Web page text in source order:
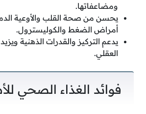
ومضاعفاتها.
يحسن من صحة القلب والأوعية
أمراض الضغط والكوليسترول.
يدعم التركيز والقدرات الذهنية
العقلي.
فوائد الغذاء الصحي